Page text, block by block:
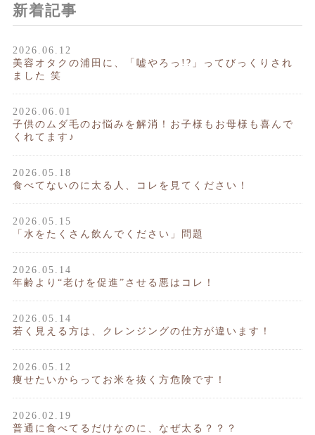
新着記事
2026.06.12
美容オタクの浦田に、「嘘やろっ!?」ってびっくりされ
ました 笑
2026.06.01
子供のムダ毛のお悩みを解消！お子様もお母様も喜んで
くれてます♪
2026.05.18
食べてないのに太る人、コレを見てください！
2026.05.15
「水をたくさん飲んでください」問題
2026.05.14
年齢より“老けを促進”させる悪はコレ！
2026.05.14
若く見える方は、クレンジングの仕方が違います！
2026.05.12
痩せたいからってお米を抜く方危険です！
2026.02.19
普通に食べてるだけなのに、なぜ太る？？？